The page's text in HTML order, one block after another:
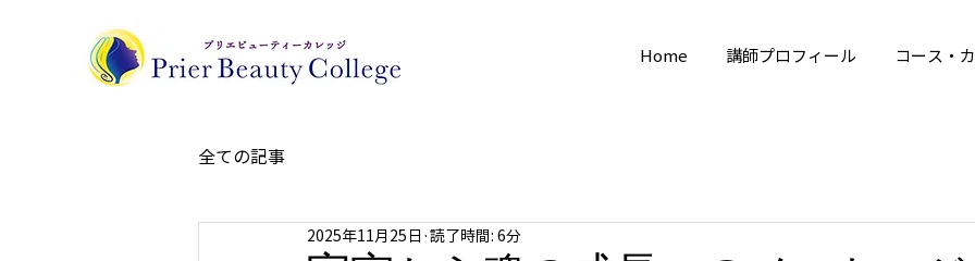
Home 講師プロフィール コース・
全ての記事
2025年11月25日 読了時間: 6分